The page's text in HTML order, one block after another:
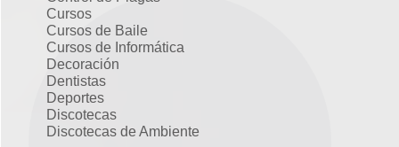
Cursos
Cursos de Baile
Cursos de Informática
Decoración
Dentistas
Deportes
Discotecas
Discotecas de Ambiente